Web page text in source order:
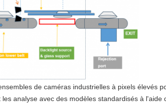
de caméras industrielles à pixels élevés
analyse avec des modèles standardisés à